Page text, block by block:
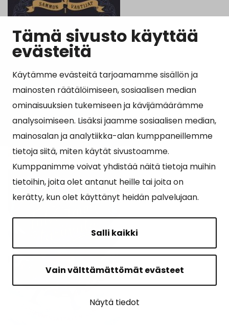
Tämä sivusto käyttää
evästeitä
Käytämme evästeitä tarjoamamme sisällön ja
mainosten räätälöimiseen, sosiaalisen median
ominaisuuksien tukemiseen ja kävijämäärämme
analysoimiseen. Lisäksi jaamme sosiaalisen median,
mainosalan ja analytiikka-alan kumppaneillemme
tietoja siitä, miten käytät sivustoamme.
Kumppanimme voivat yhdistää näitä tietoja muihin
tietoihin, joita olet antanut heille tai joita on
kerätty, kun olet käyttänyt heidän palvelujaan.
Salli kaikki
Vain välttämättömät evästeet
Näytä tiedot